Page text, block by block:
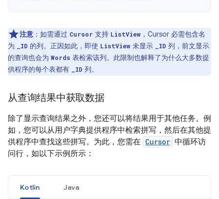
注意 ：如需通过 Cursor 支持 ListView ，Cursor 必需包含名
为
_ID 的列。正因如此，即使 ListView 未显示 _ID 列，前文显示
的查询也会为 Words 表检索该列。此限制也解释了为什么大多数提
供程序的每个表都有
_ID 列。
从查询结果中获取数据
除了显示查询结果之外，您还可以将结果用于其他任务。例
如，您可以从用户字典提供程序中检索拼写，然后在其他提
供程序中查找这些拼写。为此，您需在 Cursor 中循环访
问行，如以下示例所示：
Kotlin Java